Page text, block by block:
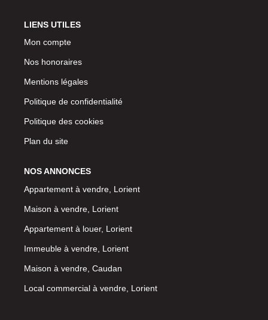
LIENS UTILES
Mon compte
Nos honoraires
Mentions légales
Politique de confidentialité
Politique des cookies
Plan du site
NOS ANNONCES
Appartement à vendre, Lorient
Maison à vendre, Lorient
Appartement à louer, Lorient
Immeuble à vendre, Lorient
Maison à vendre, Caudan
Local commercial à vendre, Lorient